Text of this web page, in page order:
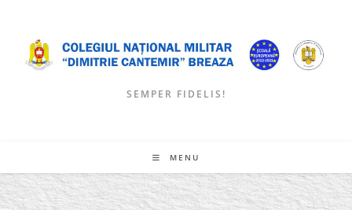
content
SEMPER FIDELIS!
MENU